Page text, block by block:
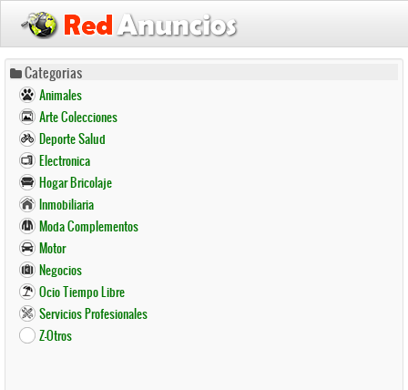
Pasar
contenido
principal
Categorias
Animales
Arte Colecciones
Deporte Salud
Electronica
Hogar Bricolaje
Inmobiliaria
Moda Complementos
Motor
Negocios
Ocio Tiempo Libre
Servicios Profesionales
Z-Otros